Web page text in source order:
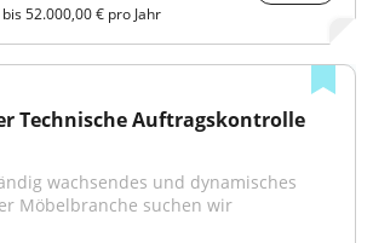
52.000,00 € pro Jahr
Technische Auftragskontrolle
wachsendes und dynamisches
Möbelbranche suchen wir